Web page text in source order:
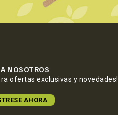
NOSOTROS
ofertas exclusivas y novedades!
AHORA